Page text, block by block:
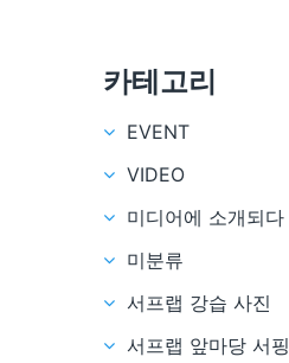
카테고리
EVENT
VIDEO
미디어에 소개되다
미분류
서프랩 강습 사진
서프랩 앞마당 서핑